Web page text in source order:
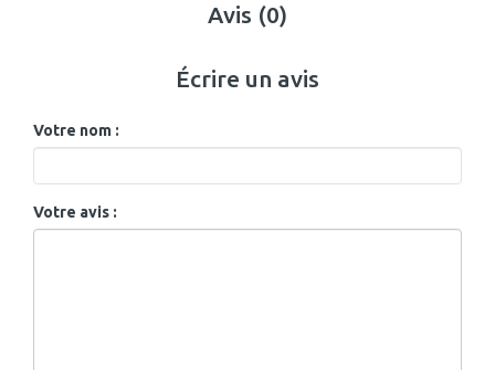
Avis (0)
Écrire un avis
Votre nom :
Votre avis :